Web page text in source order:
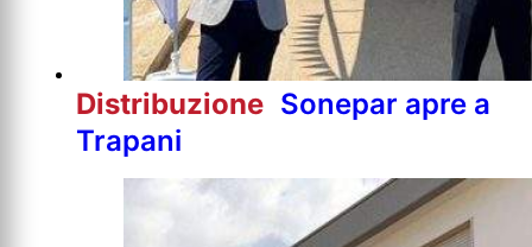
Distribuzione Sonepar apre a
Trapani